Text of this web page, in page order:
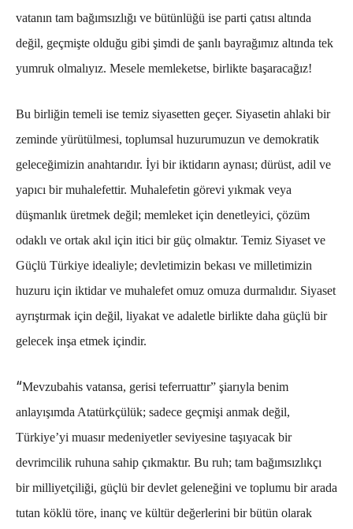
vatanın tam bağımsızlığı ve bütünlüğü ise parti çatısı altında
değil, geçmişte olduğu gibi şimdi de şanlı bayrağımız altında tek
yumruk olmalıyız. Mesele memleketse, birlikte başaracağız!
Bu birliğin temeli ise temiz siyasetten geçer. Siyasetin ahlaki bir
zeminde yürütülmesi, toplumsal huzurumuzun ve demokratik
geleceğimizin anahtarıdır. İyi bir iktidarın aynası; dürüst, adil ve
yapıcı bir muhalefettir. Muhalefetin görevi yıkmak veya
düşmanlık üretmek değil; memleket için denetleyici, çözüm
odaklı ve ortak akıl için itici bir güç olmaktır. Temiz Siyaset ve
Güçlü Türkiye idealiyle; devletimizin bekası ve milletimizin
huzuru için iktidar ve muhalefet omuz omuza durmalıdır. Siyaset
ayrıştırmak için değil, liyakat ve adaletle birlikte daha güçlü bir
gelecek inşa etmek içindir.
“Mevzubahis vatansa, gerisi teferruattır” şiarıyla benim
anlayışımda Atatürkçülük; sadece geçmişi anmak değil,
Türkiye’yi muasır medeniyetler seviyesine taşıyacak bir
devrimcilik ruhuna sahip çıkmaktır. Bu ruh; tam bağımsızlıkçı
bir milliyetçiliği, güçlü bir devlet geleneğini ve toplumu bir arada
tutan köklü töre, inanç ve kültür değerlerini bir bütün olarak